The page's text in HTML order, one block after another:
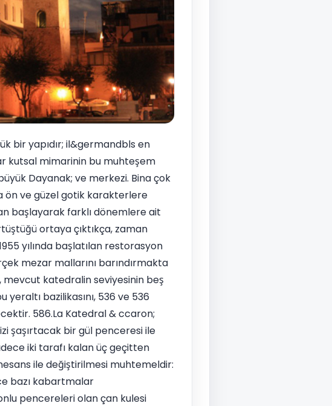
bir yapıdır; il&germandbls en
kutsal mimarinin bu muhteşem
Dayanak; ve merkezi. Bina çok
ön ve güzel gotik karakterlere
başlayarak farklı dönemlere ait
ortaya çıktıkça, zaman
yılında başlatılan restorasyon
mezar mallarını barındırmakta
mevcut katedralin seviyesinin beş
bazilikasını, 536 ve 536
586.La Katedral & ccaron;
şaşırtacak bir gül penceresi ile
iki tarafı kalan üç geçitten
ile değiştirilmesi muhtemeldir:
bazı kabartmalar
pencereleri olan çan kulesi